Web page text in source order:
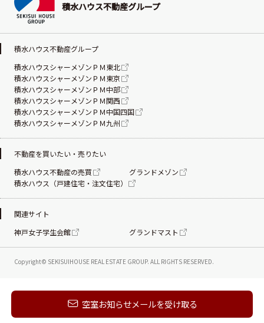
新着メールを受け取る
空室お知らせメールを受け取る
積水ハウス不動産グループ
Copyright© SEKISUIHOUSE REAL ESTATE GROUP. ALL RIGHTS RESERVED.
積水ハウス不動産グループ
積水ハウスシャーメゾンＰＭ東北
積水ハウスシャーメゾンＰＭ東京
積水ハウスシャーメゾンＰＭ中部
積水ハウスシャーメゾンＰＭ関西
積水ハウスシャーメゾンＰＭ中国四国
積水ハウスシャーメゾンＰＭ九州
不動産を買いたい・売りたい
積水ハウス不動産の売買
グランドメゾン
積水ハウス（戸建住宅・注文住宅）
関連サイト
神戸女子学生会館
グランドマスト